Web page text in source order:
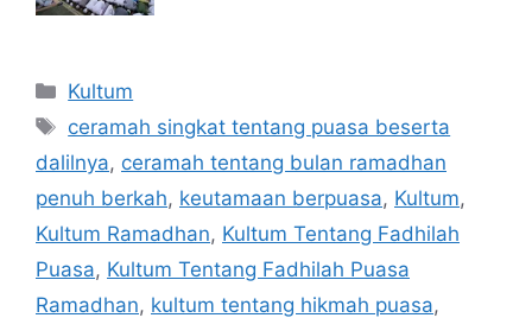
Categories
Kultum
Tags
ceramah singkat tentang puasa beserta
dalilnya, ceramah tentang bulan ramadhan
penuh berkah, keutamaan berpuasa, Kultum,
Kultum Ramadhan, Kultum Tentang Fadhilah
Puasa, Kultum Tentang Fadhilah Puasa
Ramadhan, kultum tentang hikmah puasa,